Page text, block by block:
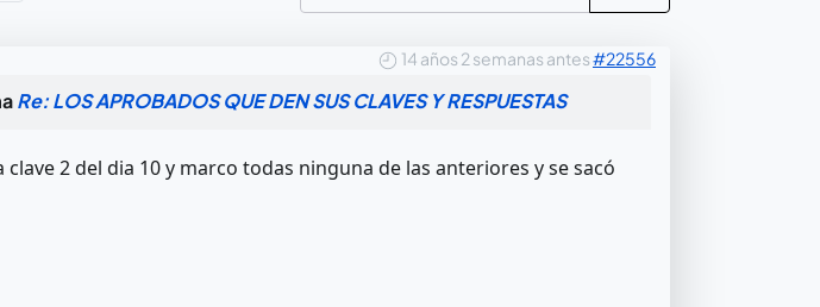
14 años 2 semanas antes#22556
Re: LOS APROBADOS QUE DEN SUS CLAVES Y RESPUESTAS
2 del dia 10 y marco todas ninguna de las anteriores y se sacó